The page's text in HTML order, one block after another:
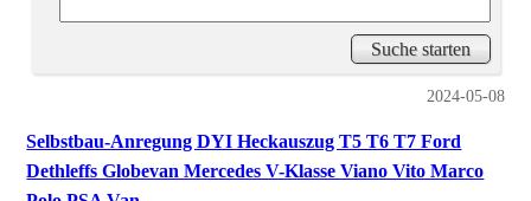
2024-05-08
Selbstbau-Anregung DYI Heckauszug T5 T6 T7 Ford
Dethleffs Globevan Mercedes V-Klasse Viano Vito Marco